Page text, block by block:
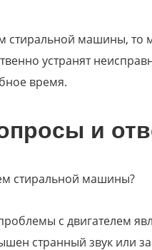
стиральной машины,
устранят
время.
и
стиральной машины?
с двигателем
странный звук или